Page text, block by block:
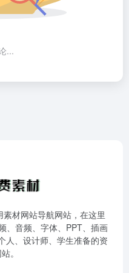
...
材网站导航网站，在这里
、音频、字体、PPT、插画
人、设计师、学生准备的资
。